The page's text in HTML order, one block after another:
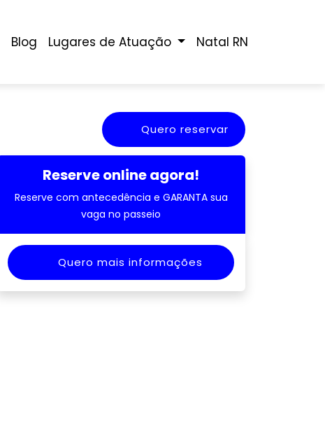
Blog Lugares de Atuação Natal RN
Quero reservar
Reserve online agora!
Reserve com antecedência e GARANTA sua
vaga no passeio
Quero mais informações